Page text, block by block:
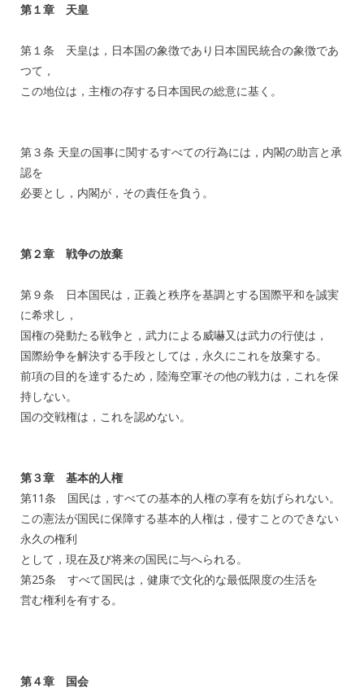
第１章 天皇
第１条 天皇は，日本国の象徴であり日本国民統合の象徴であ
つて，
この地位は，主権の存する日本国民の総意に基く。
第３条 天皇の国事に関するすべての行為には，内閣の助言と承
認を
必要とし，内閣が，その責任を負う。
第２章 戦争の放棄
第９条 日本国民は，正義と秩序を基調とする国際平和を誠実
に希求し，
国権の発動たる戦争と，武力による威嚇又は武力の行使は，
国際紛争を解決する手段としては，永久にこれを放棄する。
前項の目的を達するため，陸海空軍その他の戦力は，これを保
持しない。
国の交戦権は，これを認めない。
第３章 基本的人権
第11条 国民は，すべての基本的人権の享有を妨げられない。
この憲法が国民に保障する基本的人権は，侵すことのできない
永久の権利
として，現在及び将来の国民に与へられる。
第25条 すべて国民は，健康で文化的な最低限度の生活を
営む権利を有する。
第４章 国会